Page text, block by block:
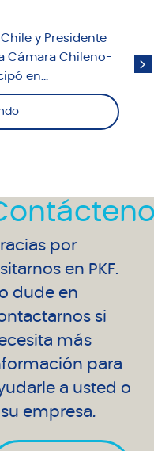
y Presidente
Cámara Chileno-
en...
por
en PKF.
dude en
si
más
para
a usted o
empresa.